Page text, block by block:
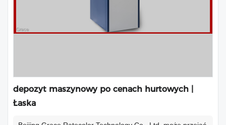
depozyt maszynowy po cenach hurtowych |
Łaska